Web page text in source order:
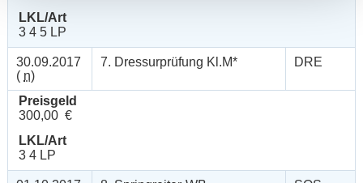
LKL/Art
3 4 5 LP
30.09.2017
( n)
7. Dressurprüfung Kl.M* DRE
Preisgeld
300,00 €
LKL/Art
3 4 LP